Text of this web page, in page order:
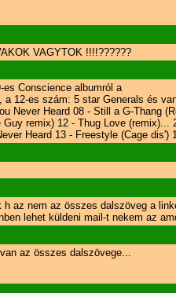
VAGYTOK !!!!??????
es Conscience albumról a
a 12-es szám: 5 star Generals és
Never Heard 08 - Still a G-Thang
Guy remix) 12 - Thug Love
Heard 13 - Freestyle (Cage
h az nem az összes dalszöveg a
lehet küldeni mail-t nekem az
az összes dalszövege...